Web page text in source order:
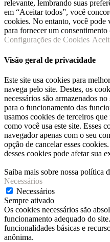
relevante, lembrando suas
em “Aceitar todos”, você
cookies. No entanto, você
para fornecer um consentimento
Configurações de Cookies
Visão geral de privacidade
Este site usa cookies para
navega pelo site. Destes, os
necessários são armazenados
para o funcionamento das
usamos cookies de terceiros
como você usa este site. Esses
navegador apenas com o seu
opção de cancelar esses
desses cookies pode afetar sua
Saiba mais sobre nossa política
Necessários
Necessários
Sempre ativado
Os cookies necessários são
funcionamento adequado do
funcionalidades básicas e
anônima.